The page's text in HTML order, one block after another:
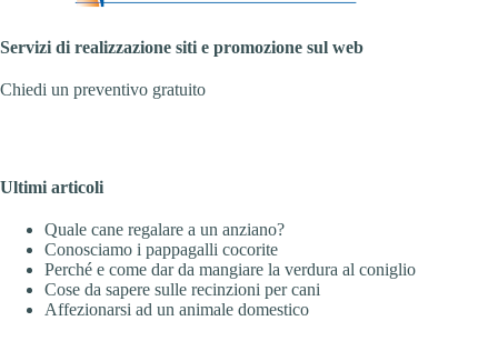
Servizi di realizzazione siti e promozione sul web
Chiedi un preventivo gratuito
Ultimi articoli
Quale cane regalare a un anziano?
Conosciamo i pappagalli cocorite
Perché e come dar da mangiare la verdura al coniglio
Cose da sapere sulle recinzioni per cani
Affezionarsi ad un animale domestico